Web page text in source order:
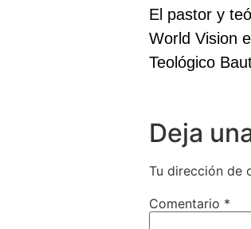
El pastor y
World Vision
Teológico
Deja
Tu dirección de
Comentario *